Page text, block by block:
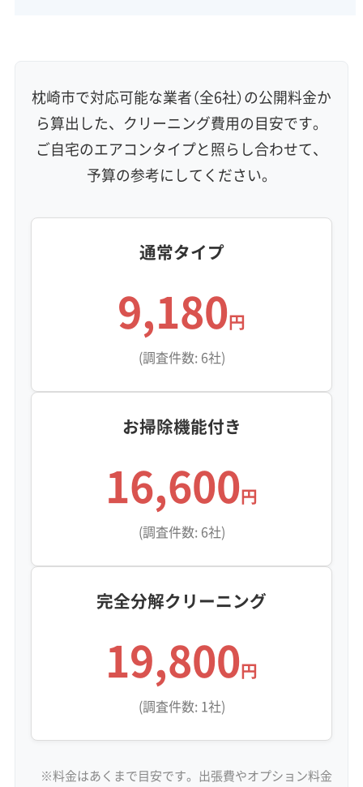
保証付き アフターフォロー
女性スタッフ在籍
エコ洗剤使用
ハウスダスト除去
利便性・サービス (12)
当日予約可能
即日対応可能 24時間対応
土日祝日対応
防カビ・抗菌 消臭処理
※項目にカーソルを合わせると詳細な説明が表示されます。
枕崎市で対応可能な業者（全6社）の公開料金か
ら算出した、クリーニング費用の目安です。
ご自宅のエアコンタイプと照らし合わせて、
予算の参考にしてください。
通常タイプ
9,180円
(調査件数: 6社)
お掃除機能付き
16,600円
(調査件数: 6社)
完全分解クリーニング
19,800円
(調査件数: 1社)
※料金はあくまで目安です。出張費やオプション料金